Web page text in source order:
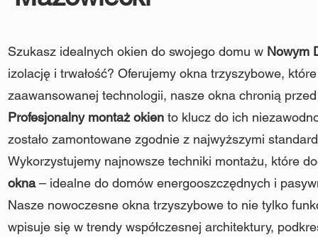
Szukasz idealnych okien do swojego domu w Nowym
izolację i trwałość? Oferujemy okna trzyszybowe,
zaawansowanej technologii, nasze okna chronią
Profesjonalny montaż okien to klucz do ich
zostało zamontowane zgodnie z najwyższymi
Wykorzystujemy najnowsze techniki montażu, które
okna– idealne do domów energooszczędnych i
Nasze nowoczesne okna trzyszybowe to nie tylko
wpisuje się w trendy współczesnej architektury,